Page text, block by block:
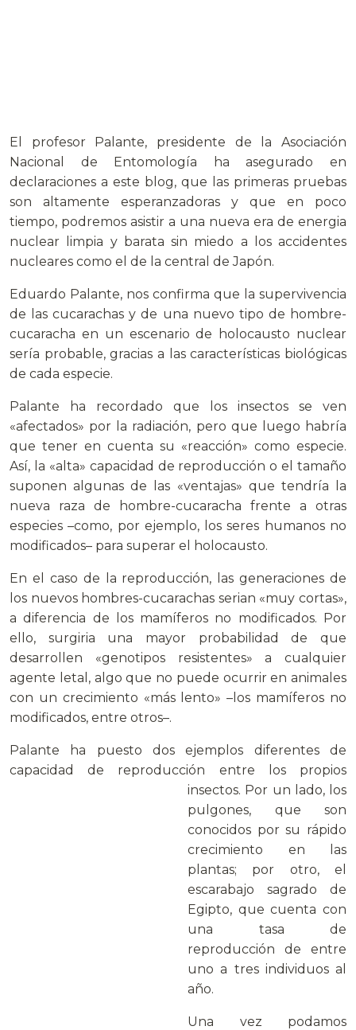
El profesor Palante, presidente de la Asociación
Nacional de Entomología ha asegurado en
declaraciones a este blog, que las primeras pruebas
son altamente esperanzadoras y que en poco
tiempo, podremos asistir a una nueva era de energia
nuclear limpia y barata sin miedo a los accidentes
nucleares como el de la central de Japón.
Eduardo Palante, nos confirma que la supervivencia
de las cucarachas y de una nuevo tipo de hombre-
cucaracha en un escenario de holocausto nuclear
sería probable, gracias a las características biológicas
de cada especie.
Palante ha recordado que los insectos se ven
«afectados» por la radiación, pero que luego habría
que tener en cuenta su «reacción» como especie.
Así, la «alta» capacidad de reproducción o el tamaño
suponen algunas de las «ventajas» que tendría la
nueva raza de hombre-cucaracha frente a otras
especies –como, por ejemplo, los seres humanos no
modificados– para superar el holocausto.
En el caso de la reproducción, las generaciones de
los nuevos hombres-cucarachas serian «muy cortas»,
a diferencia de los mamíferos no modificados. Por
ello, surgiria una mayor probabilidad de que
desarrollen «genotipos resistentes» a cualquier
agente letal, algo que no puede ocurrir en animales
con un crecimiento «más lento» –los mamíferos no
modificados, entre otros–.
Palante ha puesto dos ejemplos diferentes de
capacidad de reproducción entre los propios
insectos. Por un lado, los
pulgones, que son
conocidos por su rápido
crecimiento en las
plantas; por otro, el
escarabajo sagrado de
Egipto, que cuenta con
una tasa de
reproducción de entre
uno a tres individuos al
año.
Una vez podamos